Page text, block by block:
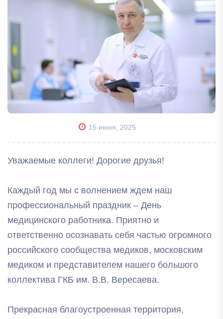
15 июня, 2025
Уважаемые коллеги! Дорогие друзья!
Каждый год мы с волнением ждем наш
профессиональный праздник – День
медицинского работника. Приятно и
ответственно осознавать себя частью огромного
российского сообщества медиков, московским
медиком и представителем нашего большого
коллектива ГКБ им. В.В. Вересаева.
Прекрасная благоустроенная территория,